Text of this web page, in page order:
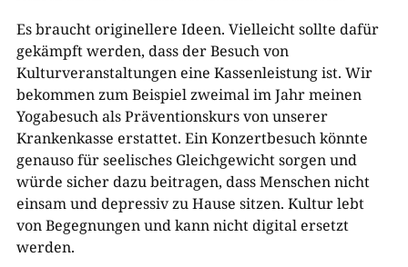
Es braucht originellere Ideen. Vielleicht sollte dafür
gekämpft werden, dass der Besuch von
Kulturveranstaltungen eine Kassenleistung ist. Wir
bekommen zum Beispiel zweimal im Jahr meinen
Yogabesuch als Präventionskurs von unserer
Krankenkasse erstattet. Ein Konzertbesuch könnte
genauso für seelisches Gleichgewicht sorgen und
würde sicher dazu beitragen, dass Menschen nicht
einsam und depressiv zu Hause sitzen. Kultur lebt
von Begegnungen und kann nicht digital ersetzt
werden.